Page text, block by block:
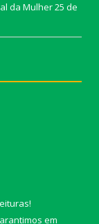
da Mulher25 de
!
em